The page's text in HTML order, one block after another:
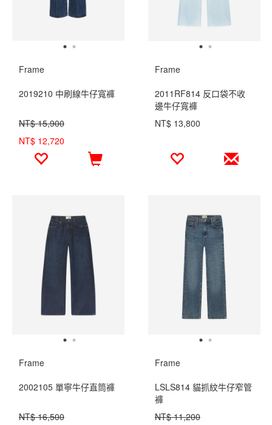
Frame
2019210 中刷線牛仔寬褲
NT$ 15,900
NT$ 12,720
Frame
2011RF814 反口袋不收
邊牛仔寬褲
NT$ 13,800
Frame
2002105 單寧牛仔直筒褲
NT$ 16,500
Frame
LSLS814 貓抓紋牛仔窄管
褲
NT$ 11,200